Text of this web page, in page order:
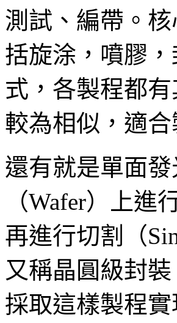
測試、編帶。
括旋涂，噴膠
式，各製程都
較為相似，適
還有就是單面
（Wafer）上
再進行切割（
又稱晶圓級封裝
採取這樣製程